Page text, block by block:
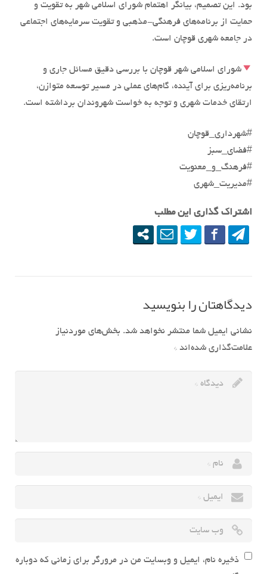
بود. این تصمیم، بیانگر اهتمام شورای اسلامی شهر به تقویت و
حمایت از برنامه‌های فرهنگی-مذهبی و تقویت سرمایه‌های اجتماعی
در جامعه شهری قوچان است.
شورای اسلامی شهر قوچان با بررسی دقیق مسائل جاری و
برنامه‌ریزی برای آینده، گام‌های عملی در مسیر توسعه متوازن،
ارتقای خدمات شهری و توجه به خواست شهروندان برداشته است.
#شهرداری_قوچان
#فضای_سبز
#فرهنگ_و_معنویت
#مدیریت_شهری
اشتراک گذاری این مطلب
دیدگاهتان را بنویسید
نشانی ایمیل شما منتشر نخواهد شد. بخش‌های موردنیاز
علامت‌گذاری شده‌اند *
ذخیره نام، ایمیل و وبسایت من در مرورگر برای زمانی که دوباره